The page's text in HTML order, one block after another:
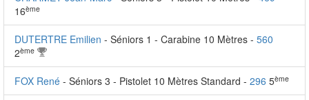
16ème
DUTERTRE Emilien - Séniors 1 - Carabine 10 Mètres - 560
2ème
FOX René - Séniors 3 - Pistolet 10 Mètres Standard - 296 5ème